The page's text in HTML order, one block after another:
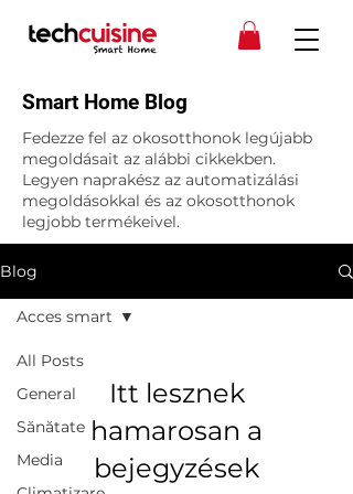
Smart Home Blog
Fedezze fel az okosotthonok legújabb
megoldásait az alábbi cikkekben.
Legyen naprakész az automatizálási
megoldásokkal és az okosotthonok
legjobb termékeivel.
Blog
All Posts
General
Sănătate
Media
Acces smart
Itt lesznek
hamarosan a
bejegyzések